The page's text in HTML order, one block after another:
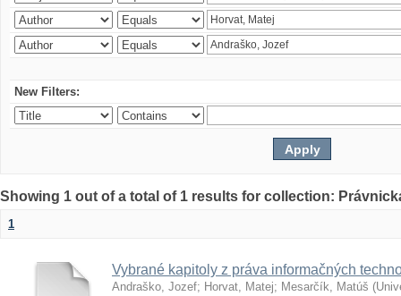
New Filters:
Showing 1 out of a total of 1 results for collection:
1
Vybrané kapitoly z práva informačných
Andraško, Jozef; Horvat, Matej; Mesarčík, Matúš (